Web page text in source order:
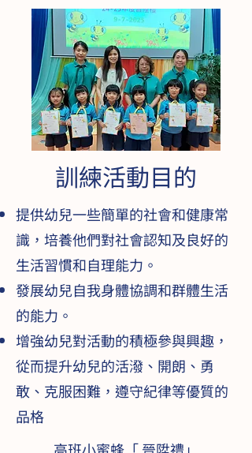
訓練活動目的
提供幼兒一些簡單的社會和健康常
識，培養他們對社會認知及良好的
生活習慣和自理能力。
發展幼兒自我身體協調和群體生活
的能力。
增強幼兒對活動的積極參與興趣，
從而提升幼兒的活潑、開朗、勇
敢、克服困難，遵守紀律等優質的
品格​